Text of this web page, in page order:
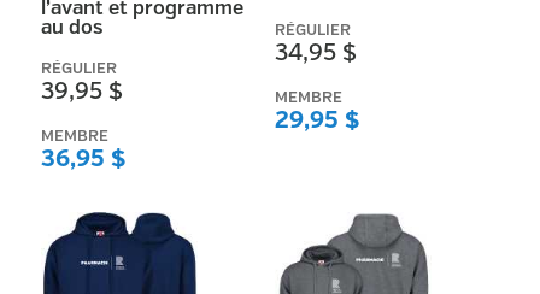
l’avant et programme
au dos
RÉGULIER
39,95 $
MEMBRE
36,95 $
RÉGULIER
34,95 $
MEMBRE
29,95 $